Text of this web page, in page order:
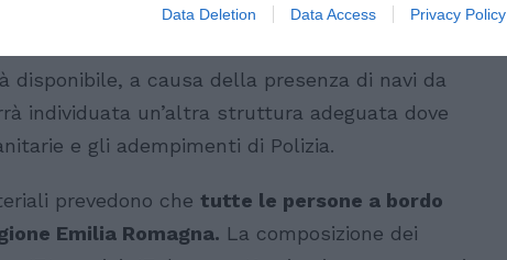
Data Deletion Data Access Privacy Policy
alle ore 12.30, durante la quale verrà deciso
stabilito che la banchina del Terminal crociere di
disponibile, a causa della presenza di navi da
individuata un’altra struttura adeguata dove
e gli adempimenti di Polizia.
prevedono che tutte le persone a bordo
Emilia Romagna. La composizione dei